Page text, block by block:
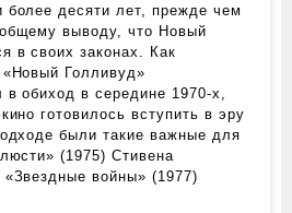
более десяти лет, прежде чем
выводу, что Новый
в своих законах. Как
«Новый Голливуд»
обиход в середине 1970‑х,
готовилось вступить в эру
были такие важные для
(1975) Стивена
войны» (1977)